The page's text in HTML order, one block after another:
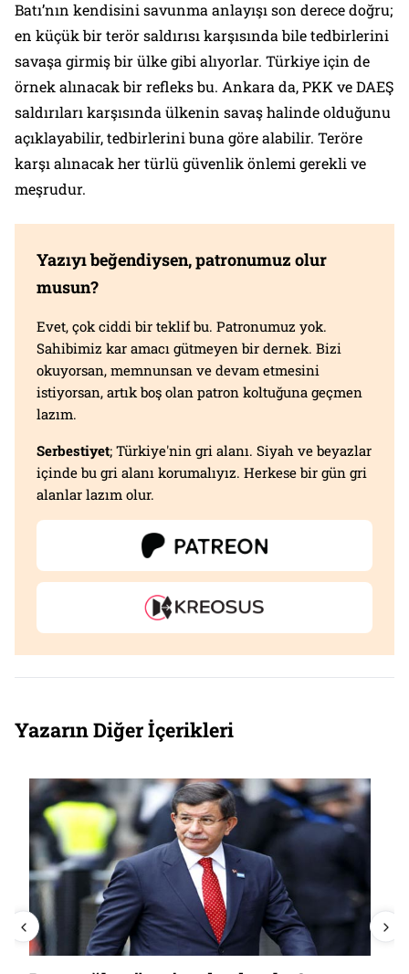
Batı’nın kendisini savunma anlayışı son derece doğru;
en küçük bir terör saldırısı karşısında bile tedbirlerini
savaşa girmiş bir ülke gibi alıyorlar. Türkiye için de
örnek alınacak bir refleks bu. Ankara da, PKK ve DAEŞ
saldırıları karşısında ülkenin savaş halinde olduğunu
açıklayabilir, tedbirlerini buna göre alabilir. Teröre
karşı alınacak her türlü güvenlik önlemi gerekli ve
meşrudur.
Yazıyı beğendiysen, patronumuz olur
musun?
Evet, çok ciddi bir teklif bu. Patronumuz yok.
Sahibimiz kar amacı gütmeyen bir dernek. Bizi
okuyorsan, memnunsan ve devam etmesini
istiyorsan, artık boş olan patron koltuğuna geçmen
lazım.
Serbestiyet; Türkiye'nin gri alanı. Siyah ve beyazlar
içinde bu gri alanı korumalıyız. Herkese bir gün gri
alanlar lazım olur.
Yazarın Diğer İçerikleri